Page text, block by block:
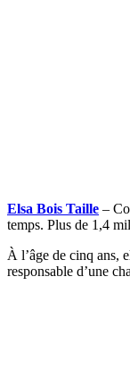
Elsa Bois Taille –
temps. Plus de 1,4
À l’âge de cinq ans,
responsable d’une